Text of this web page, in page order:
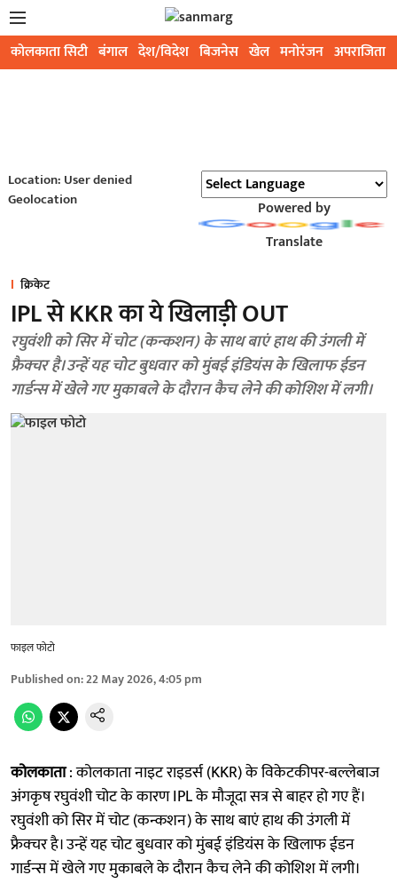
कोलकाता सिटी बंगाल देश/विदेश बिजनेस खेल मनोरंजन अपराजिता
Location: User denied
Geolocation
Powered by
Translate
क्रिकेट
IPL से KKR का ये खिलाड़ी OUT
रघुवंशी को सिर में चोट (कन्कशन) के साथ बाएं हाथ की उंगली में
फ्रैक्चर है। उन्हें यह चोट बुधवार को मुंबई इंडियंस के खिलाफ ईडन
गार्डन्स में खेले गए मुकाबले के दौरान कैच लेने की कोशिश में लगी।
फाइल फोटो
Published on:22 May 2026, 4:05 pm
कोलकाता: कोलकाता नाइट राइडर्स (KKR) के विकेटकीपर-बल्लेबाज
अंगकृष रघुवंशी चोट के कारण IPL के मौजूदा सत्र से बाहर हो गए हैं।
रघुवंशी को सिर में चोट (कन्कशन) के साथ बाएं हाथ की उंगली में
फ्रैक्चर है। उन्हें यह चोट बुधवार को मुंबई इंडियंस के खिलाफ ईडन
गार्डन्स में खेले गए मुकाबले के दौरान कैच लेने की कोशिश में लगी।